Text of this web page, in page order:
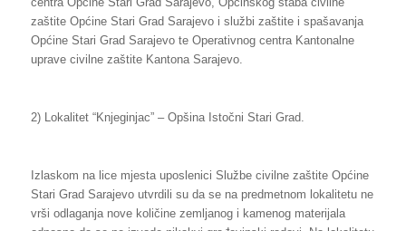
zaštite Općine Stari Grad Sarajevo i službi zaštite i spašavanja
Općine Stari Grad Sarajevo te Operativnog centra Kantonalne
uprave civilne zaštite Kantona Sarajevo.
2) Lokalitet “Knjeginjac” – Opšina Istočni Stari Grad.
Izlaskom na lice mjesta uposlenici Službe civilne zaštite Općine
Stari Grad Sarajevo utvrdili su da se na predmetnom lokalitetu ne
vrši odlaganja nove količine zemljanog i kamenog materijala